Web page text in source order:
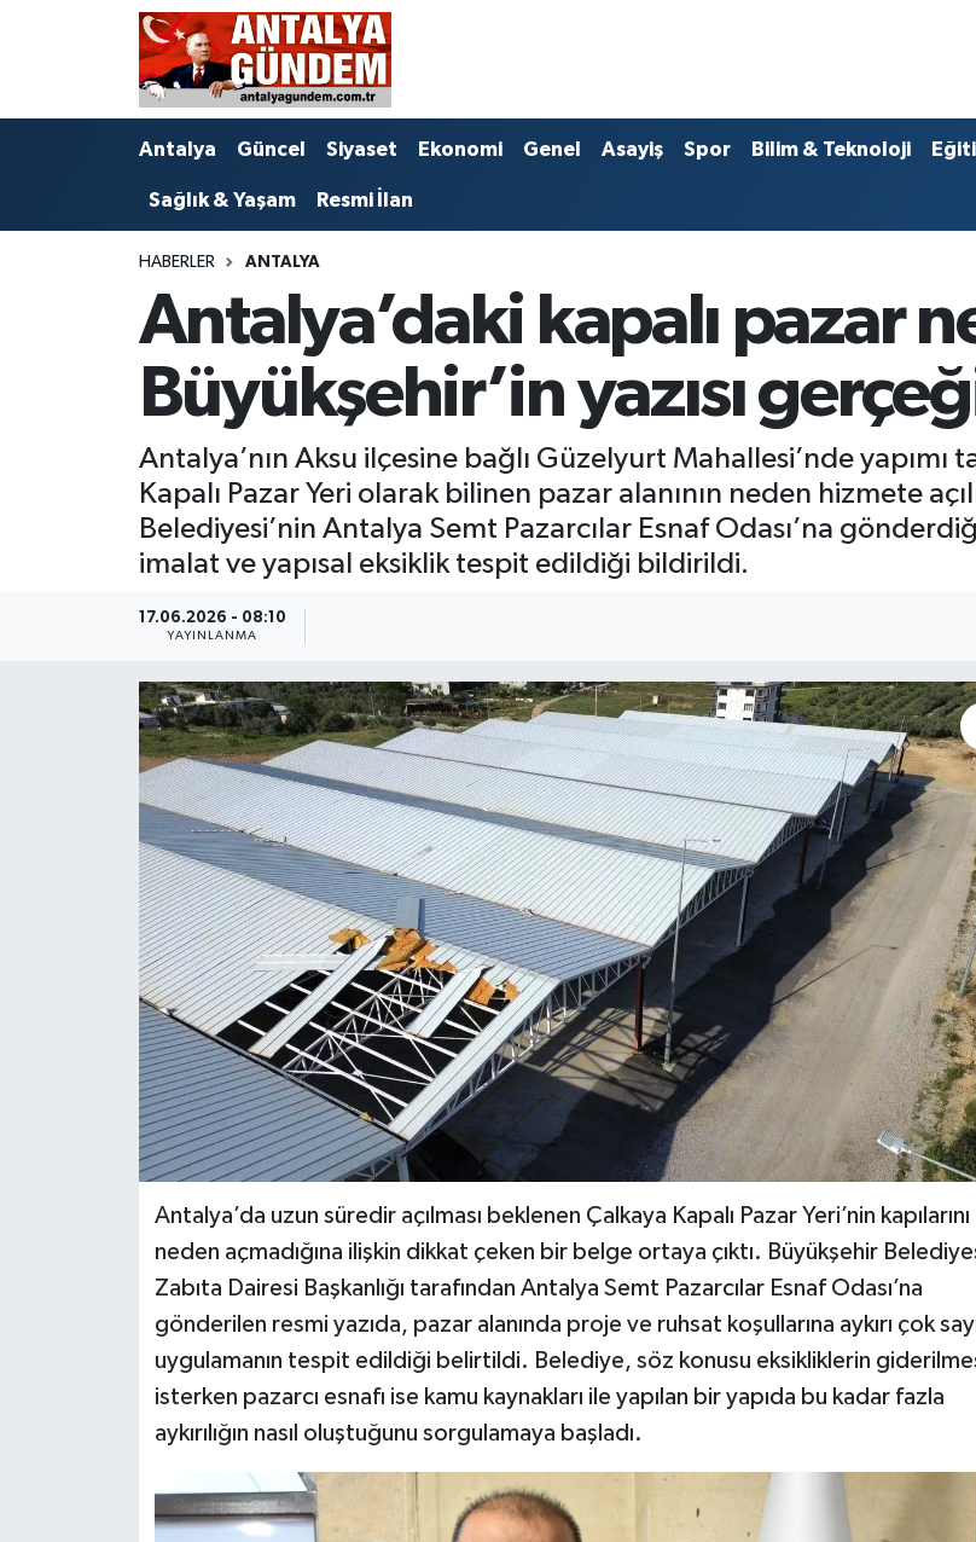
Antalya Güncel Siyaset Ekonomi Genel Asayiş Spor Bilim & Teknoloji
Sağlık & Yaşam Resmi İlan
HABERLER ANTALYA
Antalya’daki kapalı pazar
Büyükşehir’in yazısı
Antalya’nın Aksu ilçesine bağlı Güzelyurt Mahallesi’nde
Kapalı Pazar Yeri olarak bilinen pazar alanının neden hizmete
Belediyesi’nin Antalya Semt Pazarcılar Esnaf Odası’na
imalat ve yapısal eksiklik tespit edildiği bildirildi.
17.06.2026 - 08:10
YAYINLANMA
Antalya’da uzun süredir açılması beklenen Çalkaya Kapalı Pazar Yeri’nin kapılarını
neden açmadığına ilişkin dikkat çeken bir belge ortaya çıktı. Büyükşehir
Zabıta Dairesi Başkanlığı tarafından Antalya Semt Pazarcılar Esnaf Odası’na
gönderilen resmi yazıda, pazar alanında proje ve ruhsat koşullarına aykırı çok
uygulamanın tespit edildiği belirtildi. Belediye, söz konusu eksikliklerin
isterken pazarcı esnafı ise kamu kaynakları ile yapılan bir yapıda bu kadar fazla
aykırılığın nasıl oluştuğunu sorgulamaya başladı.
Antalya
Bilim & Teknoloji
EĞİTİM
Görüntülü Haber
Kültür & Sanat
Magazin
Resmi İlan
Sağlık & Yaşam
Siyaset
Antalya Nöbetçi Eczaneler
Antalya Hava Durumu
Antalya Namaz Vakitleri
Süper Lig Puan Durumu ve Fikstür
Tüm Manşetler
Son Dakika Haberleri
Haber Arşivi